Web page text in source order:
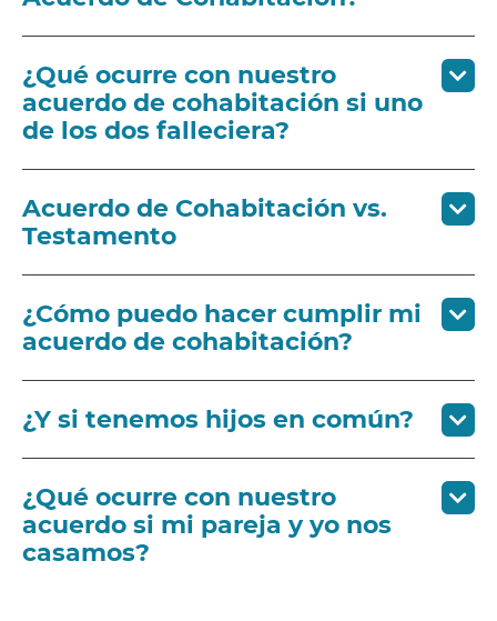
¿Qué ocurre con nuestro
acuerdo de cohabitación si uno
de los dos falleciera?
Acuerdo de Cohabitación vs.
Testamento
¿Cómo puedo hacer cumplir mi
acuerdo de cohabitación?
¿Y si tenemos hijos en común?
¿Qué ocurre con nuestro
acuerdo si mi pareja y yo nos
casamos?